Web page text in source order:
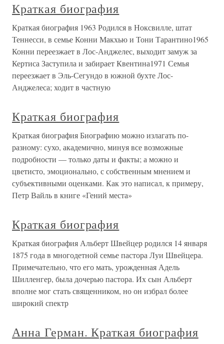
Краткая биография
Краткая биография 1963 Родился в Ноксвилле, штат
Теннесси, в семье Конни Макхью и Тони Тарантино1965
Конни переезжает в Лос-Анджелес, выходит замуж за
Кертиса Заступила и забирает Квентина1971 Семья
переезжает в Эль-Сегундо в южной бухте Лос-
Анджелеса; ходит в частную
Краткая биография
Краткая биография Биографию можно излагать по-
разному: сухо, академично, минуя все возможные
подробности — только даты и факты; а можно и
цветисто, эмоционально, с собственным мнением и
субъективными оценками. Как это написал, к примеру,
Петр Вайль в книге «Гений места»
Краткая биография
Краткая биография Альберт Швейцер родился 14 января
1875 года в многодетной семье пастора Луи Швейцера.
Примечательно, что его мать, урожденная Адель
Шилленгер, была дочерью пастора. Их сын Альберт
вполне мог стать священником, но он избрал более
широкий спектр
Анна Герман. Краткая биография